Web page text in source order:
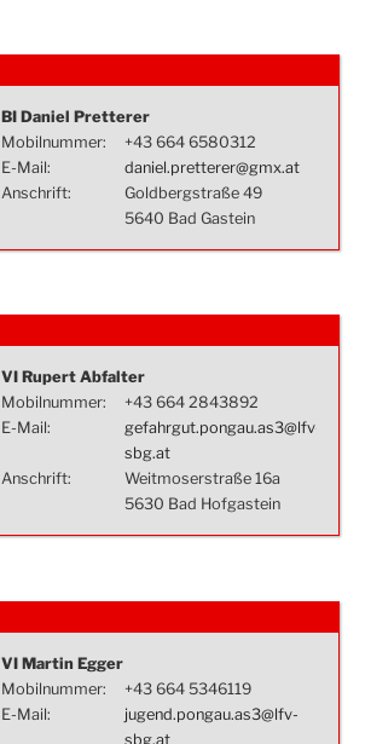
BI Daniel Pretterer
Mobilnummer:
+43 664 6580312
E-Mail:
daniel.pretterer@gmx.at
Anschrift:
Goldbergstraße 49
5640 Bad Gastein
VI Rupert Abfalter
Mobilnummer:
+43 664 2843892
E-Mail:
gefahrgut.pongau.as3@lfv-
sbg.at
Anschrift:
Weitmoserstraße 16a
5630 Bad Hofgastein
VI Martin Egger
Mobilnummer:
+43 664 5346119
E-Mail:
jugend.pongau.as3@lfv-
sbg.at